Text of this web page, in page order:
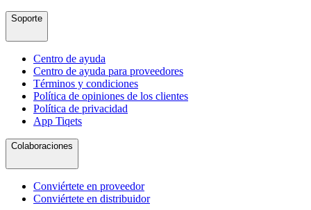
Soporte
Centro de ayuda
Centro de ayuda para proveedores
Términos y condiciones
Política de opiniones de los clientes
Política de privacidad
App Tiqets
Colaboraciones
Conviértete en proveedor
Conviértete en distribuidor